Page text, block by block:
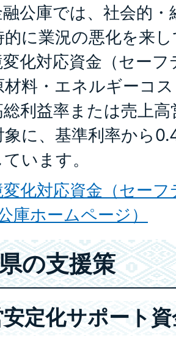
融公庫では、社会的
的に業況の悪化を来
変化対応資金（セー
料・エネルギーコ
利益率または売上
に、基準利率から
います。
化対応資金（セー
庫ホームページ）
の支援策
定化サポート